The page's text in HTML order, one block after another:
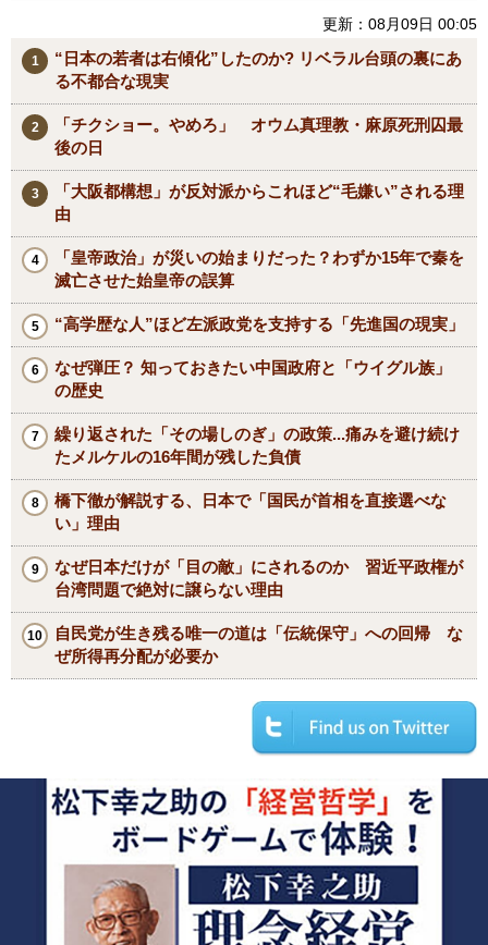
更新：08月09日 00:05
“日本の若者は右傾化”したのか? リベラル台頭の裏にあ
る不都合な現実
「チクショー。やめろ」 オウム真理教・麻原死刑囚最
後の日
「大阪都構想」が反対派からこれほど“毛嫌い”される理
由
「皇帝政治」が災いの始まりだった？わずか15年で秦を
滅亡させた始皇帝の誤算
“高学歴な人”ほど左派政党を支持する「先進国の現実」
なぜ弾圧？ 知っておきたい中国政府と「ウイグル族」
の歴史
繰り返された「その場しのぎ」の政策...痛みを避け続け
たメルケルの16年間が残した負債
橋下徹が解説する、日本で「国民が首相を直接選べな
い」理由
なぜ日本だけが「目の敵」にされるのか 習近平政権が
台湾問題で絶対に譲らない理由
自民党が生き残る唯一の道は「伝統保守」への回帰 な
ぜ所得再分配が必要か